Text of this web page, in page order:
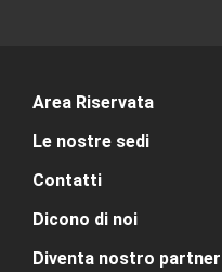
Area Riservata
Le nostre sedi
Contatti
Dicono di noi
Diventa nostro partner